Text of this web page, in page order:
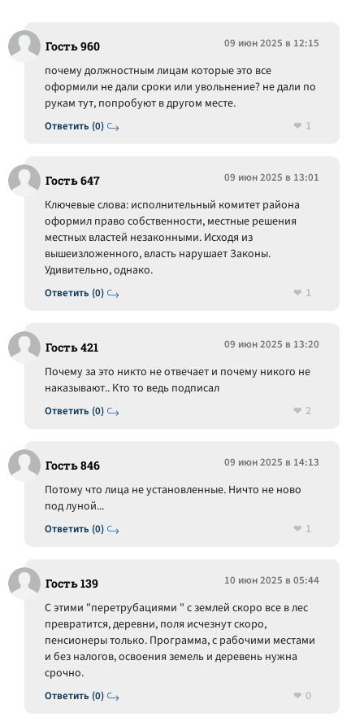
Гость 960 09 июн 2025 в 12:15
Ответить (0)
почему должностным лицам которые это все
оформили не дали сроки или увольнение? не дали по
рукам тут, попробуют в другом месте.
1
Гость 647 09 июн 2025 в 13:01
Ответить (0)
Ключевые слова: исполнительный комитет района
оформил право собственности, местные решения
местных властей незаконными. Исходя из
вышеизложенного, власть нарушает Законы.
Удивительно, однако.
1
Гость 421 09 июн 2025 в 13:20
Ответить (0)
Почему за это никто не отвечает и почему никого не
наказывают.. Кто то ведь подписал
2
Гость 846 09 июн 2025 в 14:13
Ответить (0)
Потому что лица не установленные. Ничто не ново
под луной...
1
Гость 139 10 июн 2025 в 05:44
Ответить (0)
С этими "перетрубациями " с землей скоро все в лес
превратится, деревни, поля исчезнут скоро,
пенсионеры только. Программа, с рабочими местами
и без налогов, освоения земель и деревень нужна
срочно.
0